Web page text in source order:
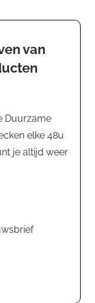
van
Duurzame
elke 48u
je altijd weer